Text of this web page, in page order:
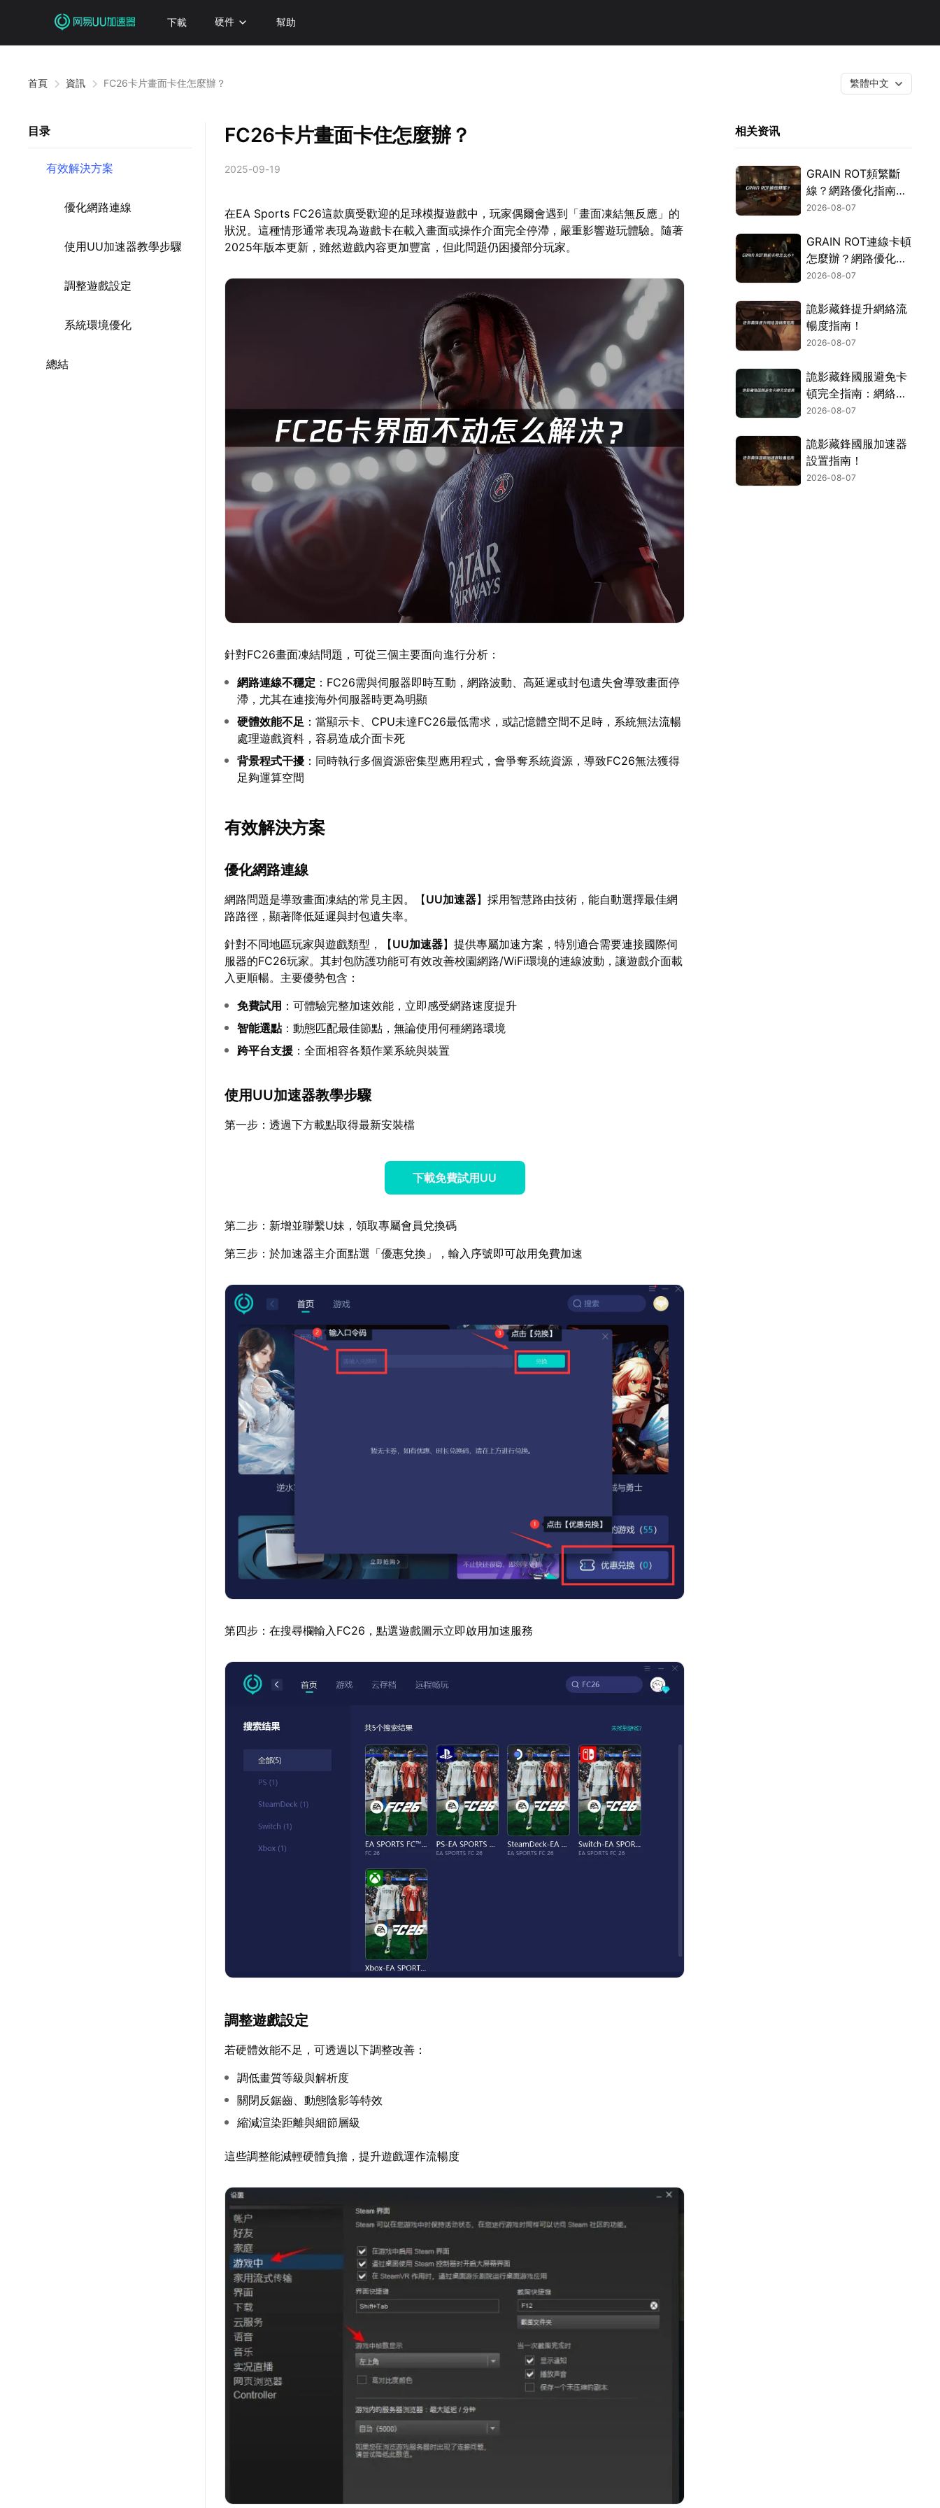
下載 硬件 幫助
首頁 資訊 FC26卡片畫面卡住怎麼辦？ 繁體中文
目录
有效解決方案
優化網路連線
使用UU加速器教學步驟
調整遊戲設定
系統環境優化
總結
FC26卡片畫面卡住怎麼辦？
2025-09-19
在EA Sports FC26這款廣受歡迎的足球模擬遊戲中，玩家偶爾會遇到「畫面凍結無反應」的
狀況。這種情形通常表現為遊戲卡在載入畫面或操作介面完全停滯，嚴重影響遊玩體驗。隨著
2025年版本更新，雖然遊戲內容更加豐富，但此問題仍困擾部分玩家。
針對FC26畫面凍結問題，可從三個主要面向進行分析：
網路連線不穩定 ：FC26需與伺服器即時互動，網路波動、高延遲或封包遺失會導致畫面停
滯，尤其在連接海外伺服器時更為明顯
硬體效能不足 ：當顯示卡、CPU未達FC26最低需求，或記憶體空間不足時，系統無法流暢
處理遊戲資料，容易造成介面卡死
背景程式干擾 ：同時執行多個資源密集型應用程式，會爭奪系統資源，導致FC26無法獲得
足夠運算空間
有效解決方案
優化網路連線
網路問題是導致畫面凍結的常見主因。【UU加速器】採用智慧路由技術，能自動選擇最佳網
路路徑，顯著降低延遲與封包遺失率。
針對不同地區玩家與遊戲類型，【UU加速器】提供專屬加速方案，特別適合需要連接國際伺
服器的FC26玩家。其封包防護功能可有效改善校園網路/WiFi環境的連線波動，讓遊戲介面載
入更順暢。主要優勢包含：
免費試用 ：可體驗完整加速效能，立即感受網路速度提升
智能選點：動態匹配最佳節點，無論使用何種網路環境
跨平台支援 ：全面相容各類作業系統與裝置
使用UU加速器教學步驟
第一步：透過下方載點取得最新安裝檔
下載免費試用UU
第二步：新增並聯繫U妹，領取專屬會員兌換碼
第三步：於加速器主介面點選「優惠兌換」，輸入序號即可啟用免費加速
第四步：在搜尋欄輸入FC26，點選遊戲圖示立即啟用加速服務
調整遊戲設定
若硬體效能不足，可透過以下調整改善：
調低畫質等級與解析度
關閉反鋸齒、動態陰影等特效
縮減渲染距離與細節層級
這些調整能減輕硬體負擔，提升遊戲運作流暢度
相关资讯
GRAIN ROT頻繁斷
線？網路優化指南一
次搞定！
2026-08-07
GRAIN ROT連線卡頓
怎麼辦？網路優化這
樣解決！
2026-08-07
詭影藏鋒提升網絡流
暢度指南！
2026-08-07
詭影藏鋒國服避免卡
頓完全指南：網絡優
化與解決技巧！
2026-08-07
詭影藏鋒國服加速器
設置指南！
2026-08-07